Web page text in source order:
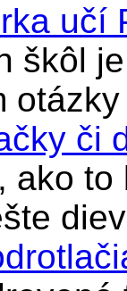
učí
škôl
či
ako